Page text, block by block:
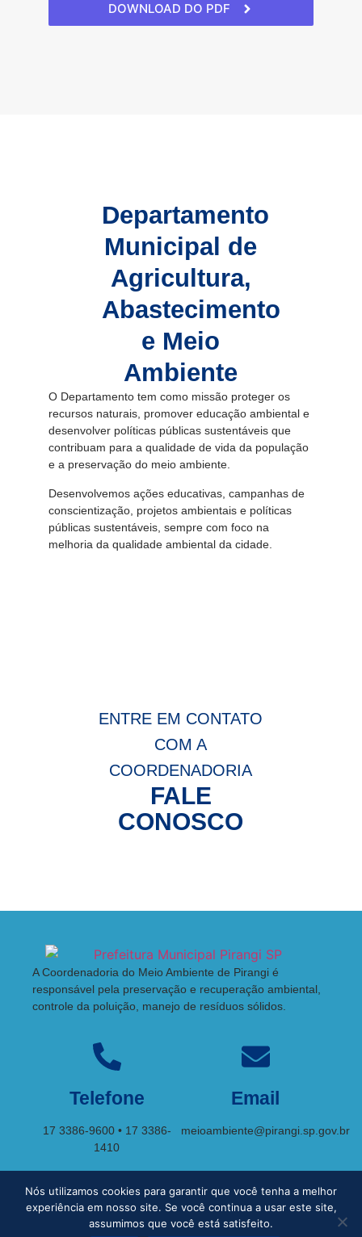
DOWNLOAD DO PDF
Departamento
Municipal de
Agricultura,
Abastecimento
e Meio
Ambiente
O Departamento tem como missão proteger os
recursos naturais, promover educação ambiental e
desenvolver políticas públicas sustentáveis que
contribuam para a qualidade de vida da população
e a preservação do meio ambiente.
Desenvolvemos ações educativas, campanhas de
conscientização, projetos ambientais e políticas
públicas sustentáveis, sempre com foco na
melhoria da qualidade ambiental da cidade.
ENTRE EM CONTATO
COM A
COORDENADORIA
FALE
CONOSCO
A Coordenadoria do Meio Ambiente de Pirangi é
responsável pela preservação e recuperação ambiental,
controle da poluição, manejo de resíduos sólidos.
Telefone
17 3386-9600 • 17 3386-
1410
Email
meioambiente@pirangi.sp.gov.br
R. Marechal Floriano Peixoto, 579 – Horário de atendimento: 8h30 às
11h e das 12h30 às 15h.
Nós utilizamos cookies para garantir que você tenha a melhor
experiência em nosso site. Se você continua a usar este site,
assumimos que você está satisfeito.